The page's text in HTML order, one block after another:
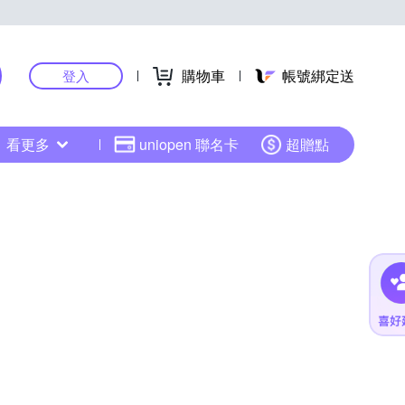
登入 購物車 帳號綁定送
看更多 uniopen 聯名卡 超贈點